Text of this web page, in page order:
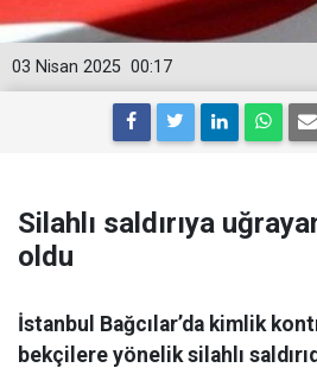
00:17
03 Nisan 2025
Silahlı saldırıya
oldu
İstanbul Bağcılar’da kimlik
bekçilere yönelik silahlı